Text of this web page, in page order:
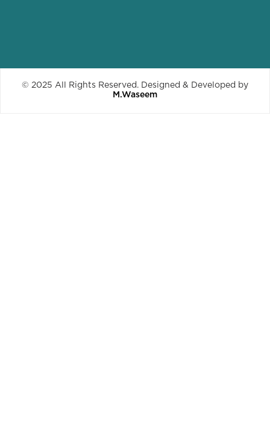
© 2025 All Rights Reserved. Designed & Developed by
M.Waseem